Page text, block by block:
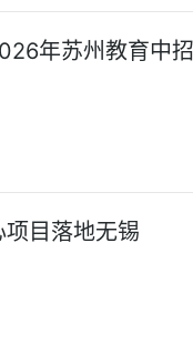
年苏州教育中
目落地无锡